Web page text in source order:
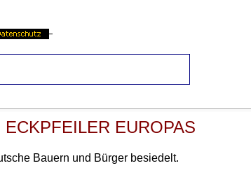
ECKPFEILER EUROPAS
Bauern und Bürger besiedelt.